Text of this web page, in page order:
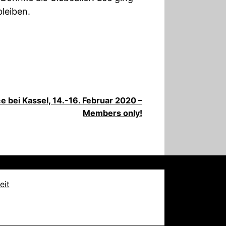
bei Kassel, 14.-16. Februar 2020 –
Members only!